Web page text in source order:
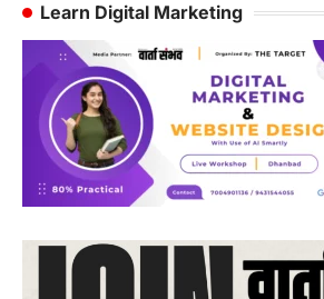
Learn Digital Marketing